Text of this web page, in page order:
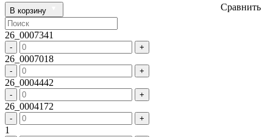
В корзину
26_0007341
- +
26_0007018
- +
26_0004442
- +
26_0004172
- +
1
Сравнить